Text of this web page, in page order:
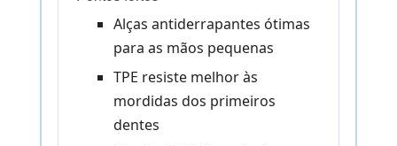
Alças antiderrapantes ótimas
para as mãos pequenas
TPE resiste melhor às
mordidas dos primeiros
dentes